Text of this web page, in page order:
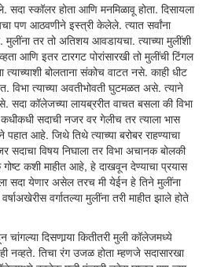
स्कॉलर होता आणि मनमिळावू होता. दिसायला
पण आठवणीने इस्त्री केलेले. त्यात सर्वांना
तर तो अतिशय आवडायचा. त्याच्या मुलींशी
आणि इतर टारगट पोरांसारखी तो मुलींची टिंगल
बोलताना संकोच वाटत नसे. काही धीट
विभा त्याच्या अवतीभोवती घुटमळत असे. त्याने
कॉलेजच्या लायब्ररीत वाचत बसला की विभा
सदाची नजर वर गेलीच तर त्याला भास
पहात आहे. जिथे तिथे त्याच्या बरोबर राहण्याचा
सदाचा विषय निघाला तर विभा अचानक बोलकी
कशी माहीत आहे, हे दाखवून देण्याचा प्रयास
सदा येणार असेल तरच मी येईन हे तिने मुलींना
वर्गातल्या मुलींना तरी माहीत झाले होते
चांगल्या दिसणार्‍या कितीतरी मुली कॉलेजमध्ये
नव्हते. तिचा रंग उजळ होता म्हणजे सदासारखा